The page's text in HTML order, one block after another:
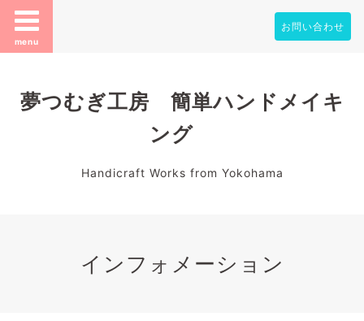
menu
お問い合わせ
夢つむぎ工房 簡単ハンドメイキ
ング
Handicraft Works from Yokohama
インフォメーション